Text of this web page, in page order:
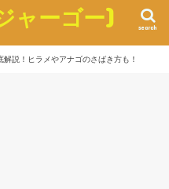
ャーゴー) search
説！ヒラメやアナゴのさばき方も！